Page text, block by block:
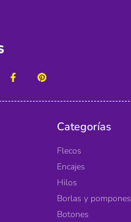
Categorías
Flecos
Encajes
Hilos
Borlas y pompones
Botones